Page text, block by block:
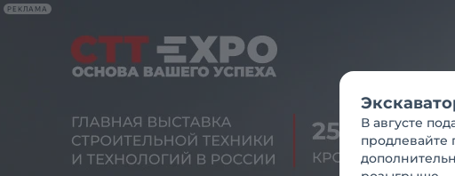
РЕКЛАМА
В августе
продлевайте